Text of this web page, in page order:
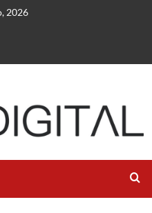
2026